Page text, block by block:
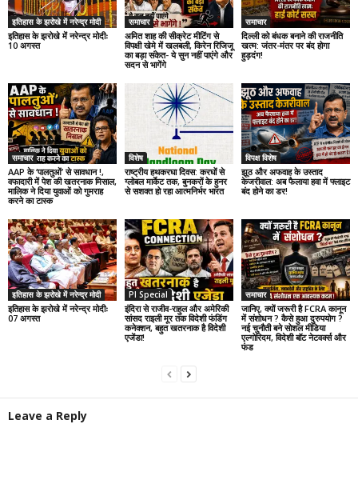
इतिहास के झरोखे में नरेन्द्र मोदी
इतिहास के झरोखे में नरेन्द्र मोदीः
10 अगस्त
समाचार
अमित शाह की सीक्रेट मीटिंग से
विपक्षी खेमे में खलबली, किरेन रिजिजू
का बड़ा संकेत- ये सुन नहीं पाएंगे और
सदन से भागेंगे
समाचार
दिल्ली को बंधक बनाने की राजनीति
खत्म: जंतर-मंतर पर बंद होगा
हुड़दंग!
समाचार
AAP के ‘पालतुओं’ से सावधान !,
वफादारी में पेश की खतरनाक मिसाल,
मालिक ने दिया युवाओं को गुमराह
करने का टास्क
विशेष
राष्ट्रीय हथकरघा दिवस: करघों से
ग्लोबल मार्केट तक, बुनकरों के हुनर
से सशक्त हो रहा आत्मनिर्भर भारत
विपक्ष विशेष
झूठ और अफवाह के उस्ताद
केजरीवाल: अब फैलाया हवा में फ्लाइट
बंद होने का डर!
इतिहास के झरोखे में नरेन्द्र मोदी
इतिहास के झरोखे में नरेन्द्र मोदीः
07 अगस्त
PI Special
इंदिरा से राजीव-राहुल और अमेरिकी
सांसद राइली मूर तक विदेशी फंडिंग
कनेक्शन, बहुत खतरनाक है विदेशी
एजेंडा!
समाचार
जानिए, क्यों जरूरी है FCRA कानून
में संशोधन ? कैसे हुआ दुरुपयोग ?
नई चुनौती बने सोशल मीडिया
एल्गोरिदम, विदेशी बॉट नेटवर्क्स और
फंड
Leave a Reply